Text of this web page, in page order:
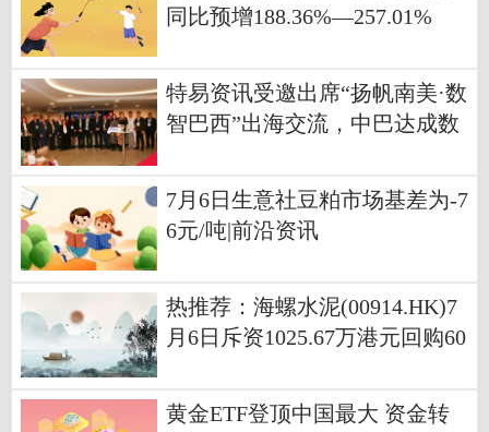
同比预增188.36%—257.01%
特易资讯受邀出席“扬帆南美·数
智巴西”出海交流，中巴达成数
7月6日生意社豆粕市场基差为-7
6元/吨|前沿资讯
热推荐：海螺水泥(00914.HK)7
月6日斥资1025.67万港元回购60
黄金ETF登顶中国最大 资金转